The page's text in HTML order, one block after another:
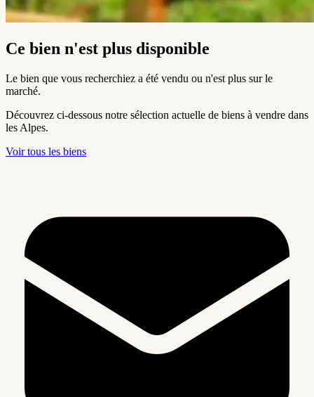
Ce bien n'est plus disponible
Le bien que vous recherchiez a été vendu ou n'est plus sur le
marché.
Découvrez ci-dessous notre sélection actuelle de biens à vendre dans
les Alpes.
Voir tous les biens